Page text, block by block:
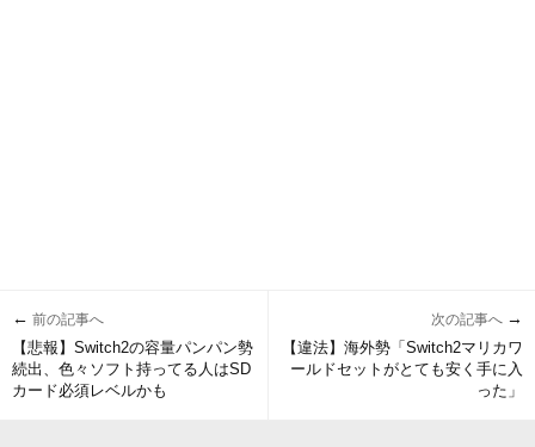
← 前の記事へ
【悲報】Switch2の容量パンパン勢
続出、色々ソフト持ってる人はSD
カード必須レベルかも
次の記事へ →
【違法】海外勢「Switch2マリカワ
ールドセットがとても安く手に入
った」